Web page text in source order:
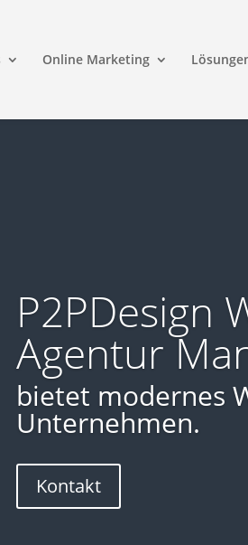
Online Marketing
P2PDesign
Agentur
bietet modernes
Unternehmen.
Kontakt